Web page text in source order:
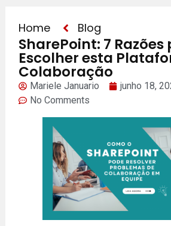
Home Blog
SharePoint: 7 Razões
Escolher esta
Colaboração
Mariele Januario junho 18,
No Comments